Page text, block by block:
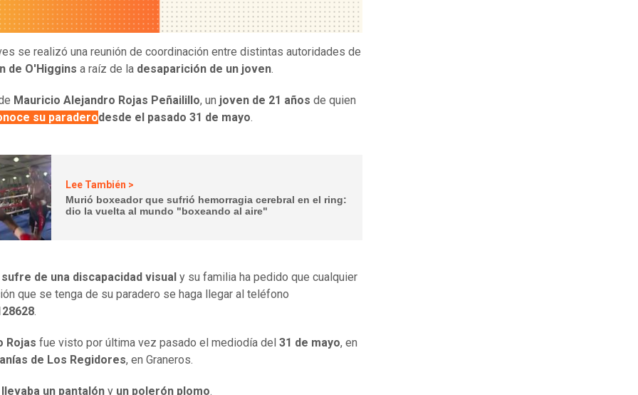
se realizó una reunión de coordinación entre distintas autoridades de
de O'Higgins a raíz de la desaparición de un joven.
Mauricio Alejandro Rojas Peñailillo, un joven de 21 años de quien
su paraderodesde el pasado 31 de mayo.
Lee También >
Murió boxeador que sufrió hemorragia cerebral en el ring:
dio la vuelta al mundo "boxeando al aire"
sufre de una discapacidad visual y su familia ha pedido que cualquier
que se tenga de su paradero se haga llegar al teléfono
.
Rojas fue visto por última vez pasado el mediodía del 31 de mayo, en
de Los Regidores, en Graneros.
llevaba un pantalón y un polerón plomo.